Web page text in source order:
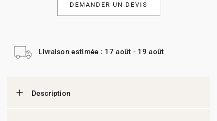
DEMANDER UN DEVIS
Livraison estimée : 17 août - 19 août
Description